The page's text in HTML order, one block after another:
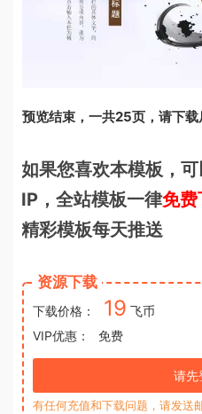
预览结束，一共25页，请下载
如果您喜欢本模板，
IP，全站模板一律免费
精彩模板每天推送
资源下载
下载价格： 19 飞币
VIP优惠：
免费
请先
有任何充值和下载问题，请发